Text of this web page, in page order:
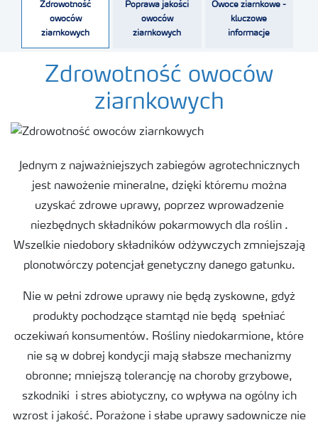
Zdrowotność
owoców
ziarnkowych
Poprawa jakości
owoców
ziarnkowych
Owoce ziarnkowe -
kluczowe
informacje
Zdrowotność owoców
ziarnkowych
Jednym z najważniejszych zabiegów agrotechnicznych
jest nawożenie mineralne, dzięki któremu można
uzyskać zdrowe uprawy, poprzez wprowadzenie
niezbędnych składników pokarmowych dla roślin .
Wszelkie niedobory składników odżywczych zmniejszają
plonotwórczy potencjał genetyczny danego gatunku.
Nie w pełni zdrowe uprawy nie będą zyskowne, gdyż
produkty pochodzące stamtąd nie będą spełniać
oczekiwań konsumentów. Rośliny niedokarmione, które
nie są w dobrej kondycji mają słabsze mechanizmy
obronne; mniejszą tolerancję na choroby grzybowe,
szkodniki i stres abiotyczny, co wpływa na ogólny ich
wzrost i jakość. Porażone i słabe uprawy sadownicze nie